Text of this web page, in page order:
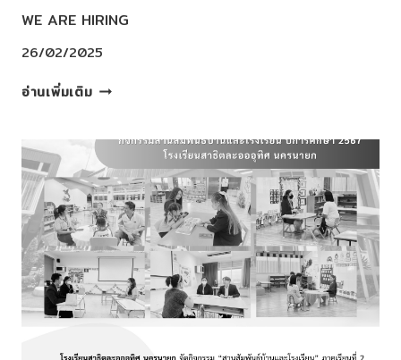
ส่ง
เสริม
และ
ความ
สามารถ
ทาง
ด้าน
วิชาการ
ของ
นักเรียน
ของ
เรา
WE ARE HIRING
26/02/2025
อ่านเพิ่มเติมWE